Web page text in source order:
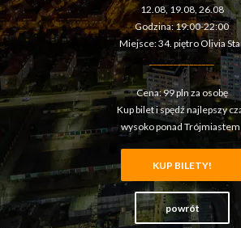
12.08, 19.08, 26.08
Godzina: 19:00-22:00
Miejsce: 34. piętro Olivia
________________
KUP BILETY!
Cena: 99 pln za osobę
Kup bilet i spędź najlepszy
wysoko ponad
powrót